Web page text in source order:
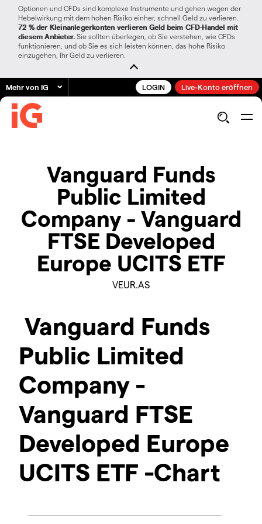
Optionen und CFDs sind komplexe Instrumente und gehen wegen der
Hebelwirkung mit dem hohen Risiko einher, schnell Geld zu verlieren.
72 % der Kleinanlegerkonten verlieren Geld beim CFD-Handel mit
diesem Anbieter. Sie sollten überlegen, ob Sie verstehen, wie CFDs
funktionieren, und ob Sie es sich leisten können, das hohe Risiko
einzugehen, Ihr Geld zu verlieren.
Mehr von IG LOGIN Live-Konto eröffnen
Vanguard Funds
Public Limited
Company - Vanguard
FTSE Developed
Europe UCITS ETF
VEUR.AS
Vanguard Funds
Public Limited
Company -
Vanguard FTSE
Developed Europe
UCITS ETF -Chart